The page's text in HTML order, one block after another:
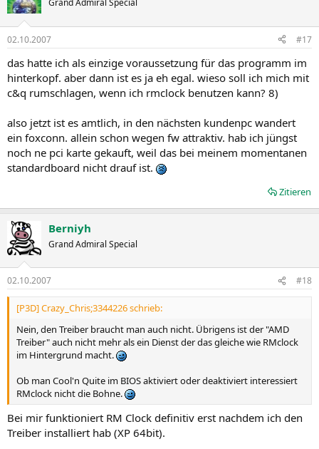
Grand Admiral Special
02.10.2007 #17
das hatte ich als einzige voraussetzung für das programm im
hinterkopf. aber dann ist es ja eh egal. wieso soll ich mich mit
c&q rumschlagen, wenn ich rmclock benutzen kann? 8)
also jetzt ist es amtlich, in den nächsten kundenpc wandert
ein foxconn. allein schon wegen fw attraktiv. hab ich jüngst
noch ne pci karte gekauft, weil das bei meinem momentanen
standardboard nicht drauf ist.
Zitieren
Berniyh
Grand Admiral Special
02.10.2007 #18
[P3D] Crazy_Chris;3344226 schrieb:
Nein, den Treiber braucht man auch nicht. Übrigens ist der "AMD
Treiber" auch nicht mehr als ein Dienst der das gleiche wie RMclock
im Hintergrund macht.
Ob man Cool'n Quite im BIOS aktiviert oder deaktiviert interessiert
RMclock nicht die Bohne.
Bei mir funktioniert RM Clock definitiv erst nachdem ich den
Treiber installiert hab (XP 64bit).